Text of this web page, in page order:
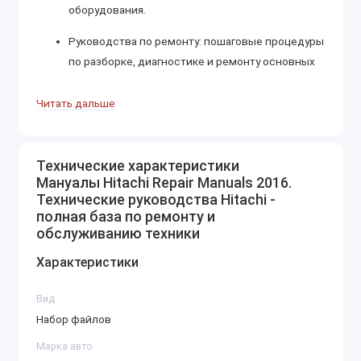
оборудования.
Руководства по ремонту: пошаговые процедуры
по разборке, диагностике и ремонту основных
системы, трансмиссии и электрооборудование.
поиск и устранение неисправностей в системах
управления и привода.
Диагностическое программное обеспечение:
инструменты для мониторинга состояния
техники, считывания кодов ошибок и
Примеры поддерживаемой техники:
Экскаваторы серии ZAXIS: модели 120, 180LC,
Читать дальше
Технические характеристики
Мануалы Hitachi Repair Manuals 2016.
Технические руководства Hitachi -
полная база по ремонту и
обслуживанию техники
Характеристики
Вид
Набор файлов
Марка авто